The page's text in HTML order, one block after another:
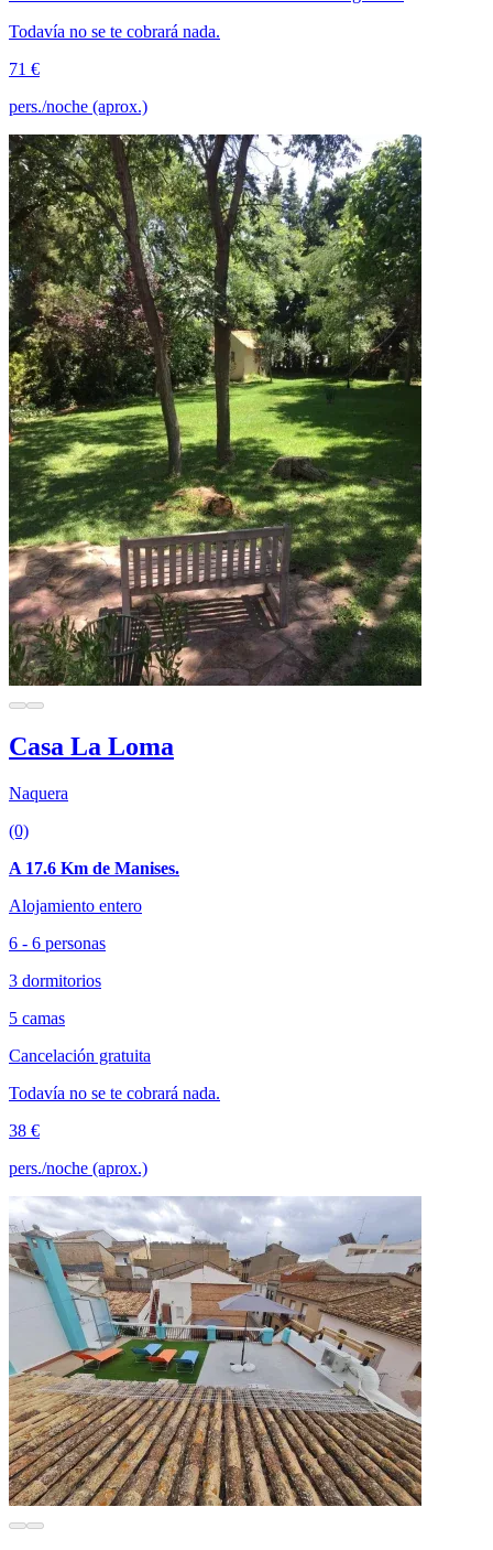
Todavía no se te cobrará nada.
71 €
pers./noche (aprox.)
Casa La Loma
Naquera
(0)
A 17.6 Km de Manises.
Alojamiento entero
6 - 6 personas
3 dormitorios
5 camas
Cancelación gratuita
Todavía no se te cobrará nada.
38 €
pers./noche (aprox.)